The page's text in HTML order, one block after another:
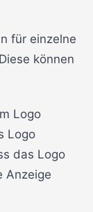
für einzelne
können
Logo
Logo
das Logo
Anzeige